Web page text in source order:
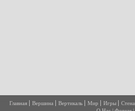
Главная Вершина Вертикаль Мир Игры Стена